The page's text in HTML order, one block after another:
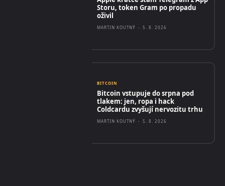
Storu, token Gram po propadu
oživil
MARTIN KOUTNÝ - 5. 8. 2026
BITCOIN
Bitcoin vstupuje do srpna pod
tlakem: jen, ropa i hack
Coldcardu zvyšují nervozitu trhu
MARTIN KOUTNÝ - 5. 8. 2026